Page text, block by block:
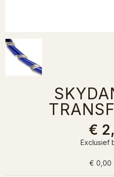
€
Exclusief
€ 0,00